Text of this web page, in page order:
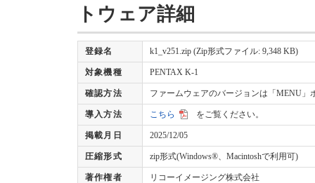
トウェア詳細
登録名 k1_v251.zip (Zip形式ファイル: 9,348 KB)
対象機種 PENTAX K-1
確認方法 ファームウェアのバージョンは「MENU
導入方法 こちら をご覧ください。
掲載月日 2025/12/05
圧縮形式 zip形式(Windows®、Macintoshで利用可)
著作権者 リコーイメージング株式会社